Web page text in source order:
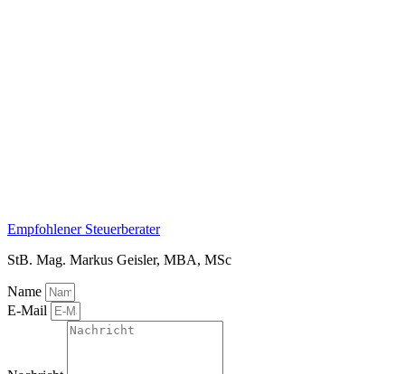
Empfohlener Steuerberater
StB. Mag. Markus Geisler, MBA, MSc
Name
E-Mail